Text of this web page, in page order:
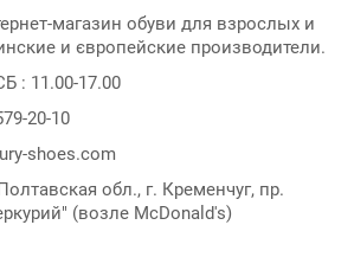
магазин обуви для взрослых и
и європейские производители.
: 11.00-17.00
20-10
shoes.com
обл., г. Кременчуг, пр.
(возле McDonald's)